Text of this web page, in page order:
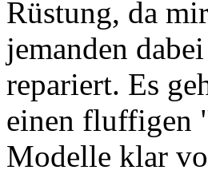
Rüstung, da
jemanden
repariert. Es
einen fluffigen
Modelle klar